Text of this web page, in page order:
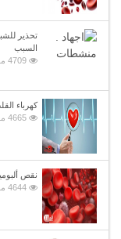
تحذير
السبب
4709 مشاهدات
كهرباء
4665 مشاهدات
نقص
4644 مشاهدات